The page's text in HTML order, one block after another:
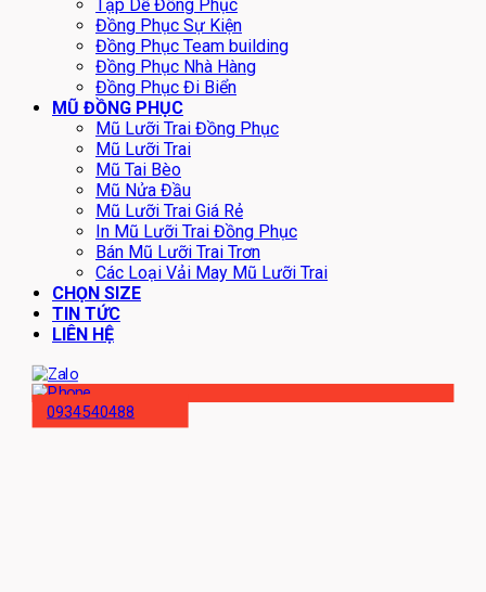
Tạp Dề Đồng Phục
Đồng Phục Sự Kiện
Đồng Phục Team building
Đồng Phục Nhà Hàng
Đồng Phục Đi Biển
MŨ ĐỒNG PHỤC
Mũ Lưỡi Trai Đồng Phục
Mũ Lưỡi Trai
Mũ Tai Bèo
Mũ Nửa Đầu
Mũ Lưỡi Trai Giá Rẻ
In Mũ Lưỡi Trai Đồng Phục
Bán Mũ Lưỡi Trai Trơn
Các Loại Vải May Mũ Lưỡi Trai
CHỌN SIZE
TIN TỨC
LIÊN HỆ
0934540488